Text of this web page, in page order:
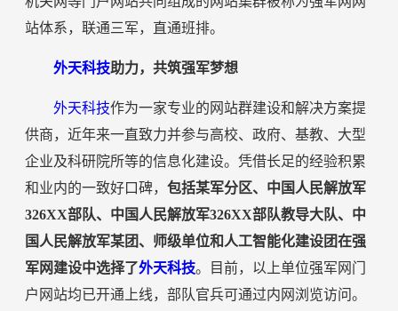
站体系，联通三军，直通班排。
外天科技助力，共筑强军梦想
外天科技作为一家专业的网站群建设和解决方案提
供商，近年来一直致力并参与高校、政府、基教、大型
企业及科研院所等的信息化建设。凭借长足的经验积累
和业内的一致好口碑， 包括某军分区、中国人民解放军
326XX部队、中国人民解放军326XX部队教导大队、中
国人民解放军某团、师级单位和人工智能化建设团在强
军网建设中选择了外天科技。目前，以上单位强军网门
户网站均已开通上线，部队官兵可通过内网浏览访问。